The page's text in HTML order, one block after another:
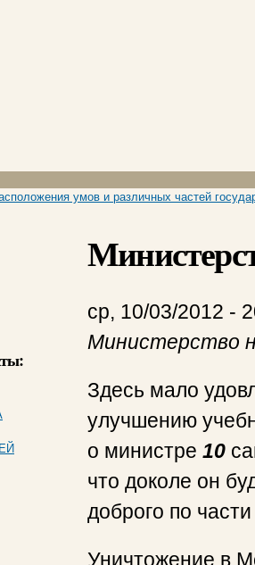
умов и различных частей
ср, 10/03/2012 -
Министерство
Здесь мало
улучшению
о министре 10
что доколе он
доброго по
Уничтожение в